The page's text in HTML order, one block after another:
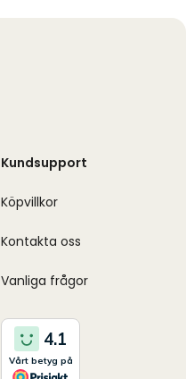
Kundsupport
Köpvillkor
Kontakta oss
Vanliga frågor